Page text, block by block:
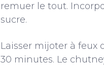
remuer le tout.
sucre.
Laisser mijoter à feux
30 minutes. Le